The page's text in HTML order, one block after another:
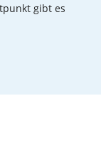
gibt es